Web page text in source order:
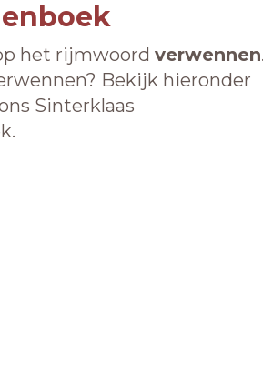
het rijmwoord verwennen
Bekijk hieronder
Sinterklaas